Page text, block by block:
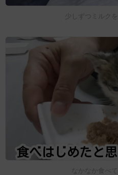
少しずつミルク
なかなか食べ